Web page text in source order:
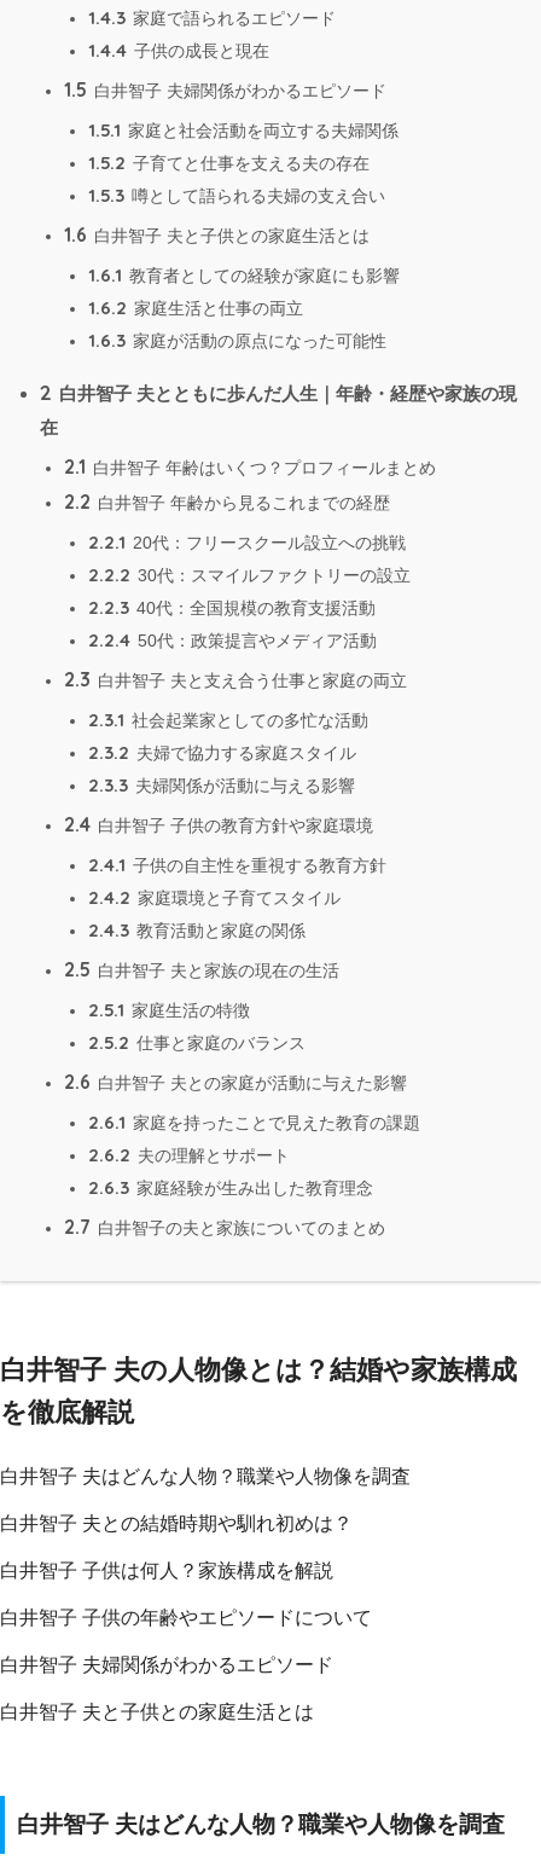
1.4.3 家庭で語られるエピソード
1.4.4 子供の成長と現在
1.5 白井智子 夫婦関係がわかるエピソード
1.5.1 家庭と社会活動を両立する夫婦関係
1.5.2 子育てと仕事を支える夫の存在
1.5.3 噂として語られる夫婦の支え合い
1.6 白井智子 夫と子供との家庭生活とは
1.6.1 教育者としての経験が家庭にも影響
1.6.2 家庭生活と仕事の両立
1.6.3 家庭が活動の原点になった可能性
2 白井智子 夫とともに歩んだ人生｜年齢・経歴や家族の現
在
2.1 白井智子 年齢はいくつ？プロフィールまとめ
2.2 白井智子 年齢から見るこれまでの経歴
2.2.1 20代：フリースクール設立への挑戦
2.2.2 30代：スマイルファクトリーの設立
2.2.3 40代：全国規模の教育支援活動
2.2.4 50代：政策提言やメディア活動
2.3 白井智子 夫と支え合う仕事と家庭の両立
2.3.1 社会起業家としての多忙な活動
2.3.2 夫婦で協力する家庭スタイル
2.3.3 夫婦関係が活動に与える影響
2.4 白井智子 子供の教育方針や家庭環境
2.4.1 子供の自主性を重視する教育方針
2.4.2 家庭環境と子育てスタイル
2.4.3 教育活動と家庭の関係
2.5 白井智子 夫と家族の現在の生活
2.5.1 家庭生活の特徴
2.5.2 仕事と家庭のバランス
2.6 白井智子 夫との家庭が活動に与えた影響
2.6.1 家庭を持ったことで見えた教育の課題
2.6.2 夫の理解とサポート
2.6.3 家庭経験が生み出した教育理念
2.7 白井智子の夫と家族についてのまとめ
白井智子 夫の人物像とは？結婚や家族構成
を徹底解説
白井智子 夫はどんな人物？職業や人物像を調査
白井智子 夫との結婚時期や馴れ初めは？
白井智子 子供は何人？家族構成を解説
白井智子 子供の年齢やエピソードについて
白井智子 夫婦関係がわかるエピソード
白井智子 夫と子供との家庭生活とは
白井智子 夫はどんな人物？職業や人物像を調査